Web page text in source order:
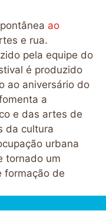
ao
e rua.
pela equipe do
é produzido
ao aniversário do
a
e das artes de
da cultura
urbana
tornado um
formação de